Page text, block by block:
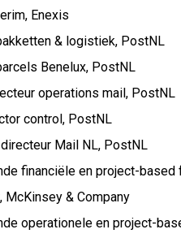
Enexis
& logistiek, PostNL
Benelux, PostNL
operations mail, PostNL
control, PostNL
Mail NL, PostNL
financiële en project-based
McKinsey & Company
operationele en project-